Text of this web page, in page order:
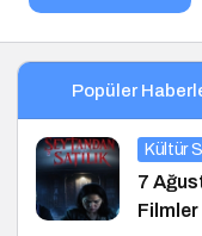
Popüler
Kültür
7
Filmler